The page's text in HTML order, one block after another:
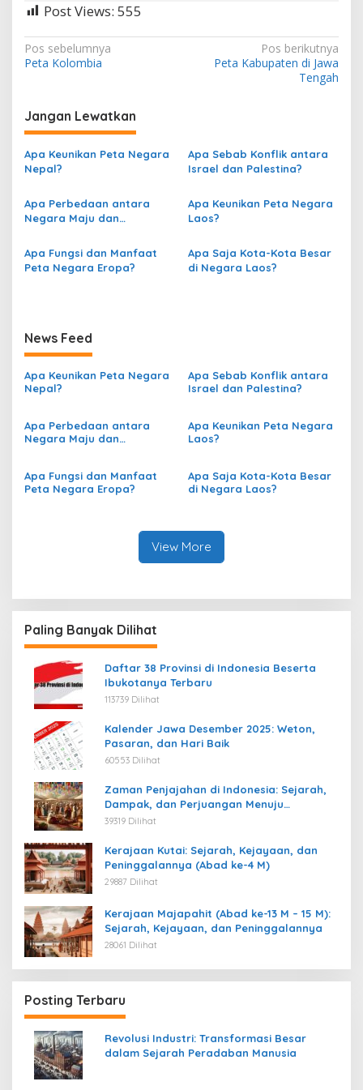
Post Views: 555
N
a
i
g
a
i
o
s
Pos sebelumnya
Peta Kolombia
Pos berikutnya
Peta Kabupaten di Jawa
Tengah
Jangan Lewatkan
Apa Keunikan Peta Negara
Nepal?
Apa Sebab Konflik antara
Israel dan Palestina?
Apa Perbedaan antara
Negara Maju dan
Peta?
Apa Keunikan Peta Negara
Laos?
Apa Fungsi dan Manfaat
Peta Negara Eropa?
Apa Saja Kota-Kota Besar
di Negara Laos?
News Feed
Apa Keunikan Peta Negara
Nepal?
Apa Sebab Konflik antara
Israel dan Palestina?
Apa Perbedaan antara
Negara Maju dan
Apa Keunikan Peta Negara
Laos?
Apa Fungsi dan Manfaat
Peta Negara Eropa?
Apa Saja Kota-Kota Besar
di Negara Laos?
View More
Paling Banyak Dilihat
Daftar 38 Provinsi di Indonesia Beserta
Ibukotanya Terbaru
113739 Dilihat
Kalender Jawa Desember 2025: Weton,
Pasaran, dan Hari Baik
60553 Dilihat
Zaman Penjajahan di Indonesia: Sejarah,
Dampak, dan Perjuangan Menuju
Kemerdekaan
39319 Dilihat
Kerajaan Kutai: Sejarah, Kejayaan, dan
Peninggalannya (Abad ke-4 M)
29887 Dilihat
Kerajaan Majapahit (Abad ke-13 M – 15 M):
Sejarah, Kejayaan, dan Peninggalannya
28061 Dilihat
Posting Terbaru
Revolusi Industri: Transformasi Besar
dalam Sejarah Peradaban Manusia